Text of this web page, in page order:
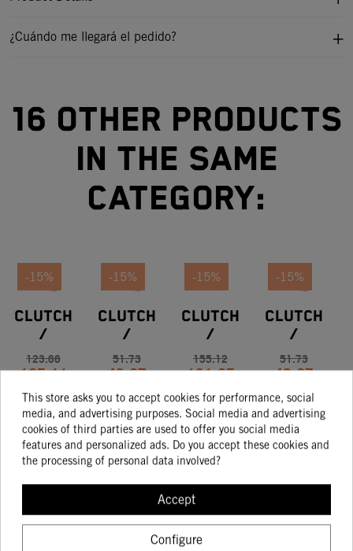
¿Cuándo me llegará el pedido?
16 other products
in the same
category:
-15%
Clutch
/
Brake
Lever
123.66
105.11
BUY
-15%
Clutch
/
Brake
Lever
51.73
43.97
BUY
-15%
Clutch
/
Brake
Lever
155.12
131.85
BUY
-15%
Clutch
/
Brake
Lever
51.73
43.97
BUY
This store asks you to accept cookies for performance, social
media, and advertising purposes. Social media and advertising
cookies of third parties are used to offer you social media
features and personalized ads. Do you accept these cookies and
the processing of personal data involved?
Accept
Configure